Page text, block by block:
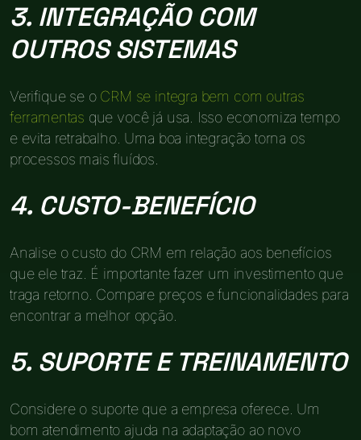
3. INTEGRAÇÃO COM
OUTROS SISTEMAS
Verifique se o CRM se integra bem com outras
ferramentas que você já usa. Isso economiza tempo
e evita retrabalho. Uma boa integração torna os
processos mais fluídos.
4. CUSTO-BENEFÍCIO
Analise o custo do CRM em relação aos benefícios
que ele traz. É importante fazer um investimento que
traga retorno. Compare preços e funcionalidades para
encontrar a melhor opção.
5. SUPORTE E TREINAMENTO
Considere o suporte que a empresa oferece. Um
bom atendimento ajuda na adaptação ao novo